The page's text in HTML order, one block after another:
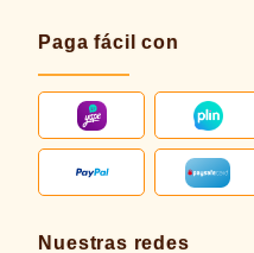
Paga fácil con
Nuestras redes